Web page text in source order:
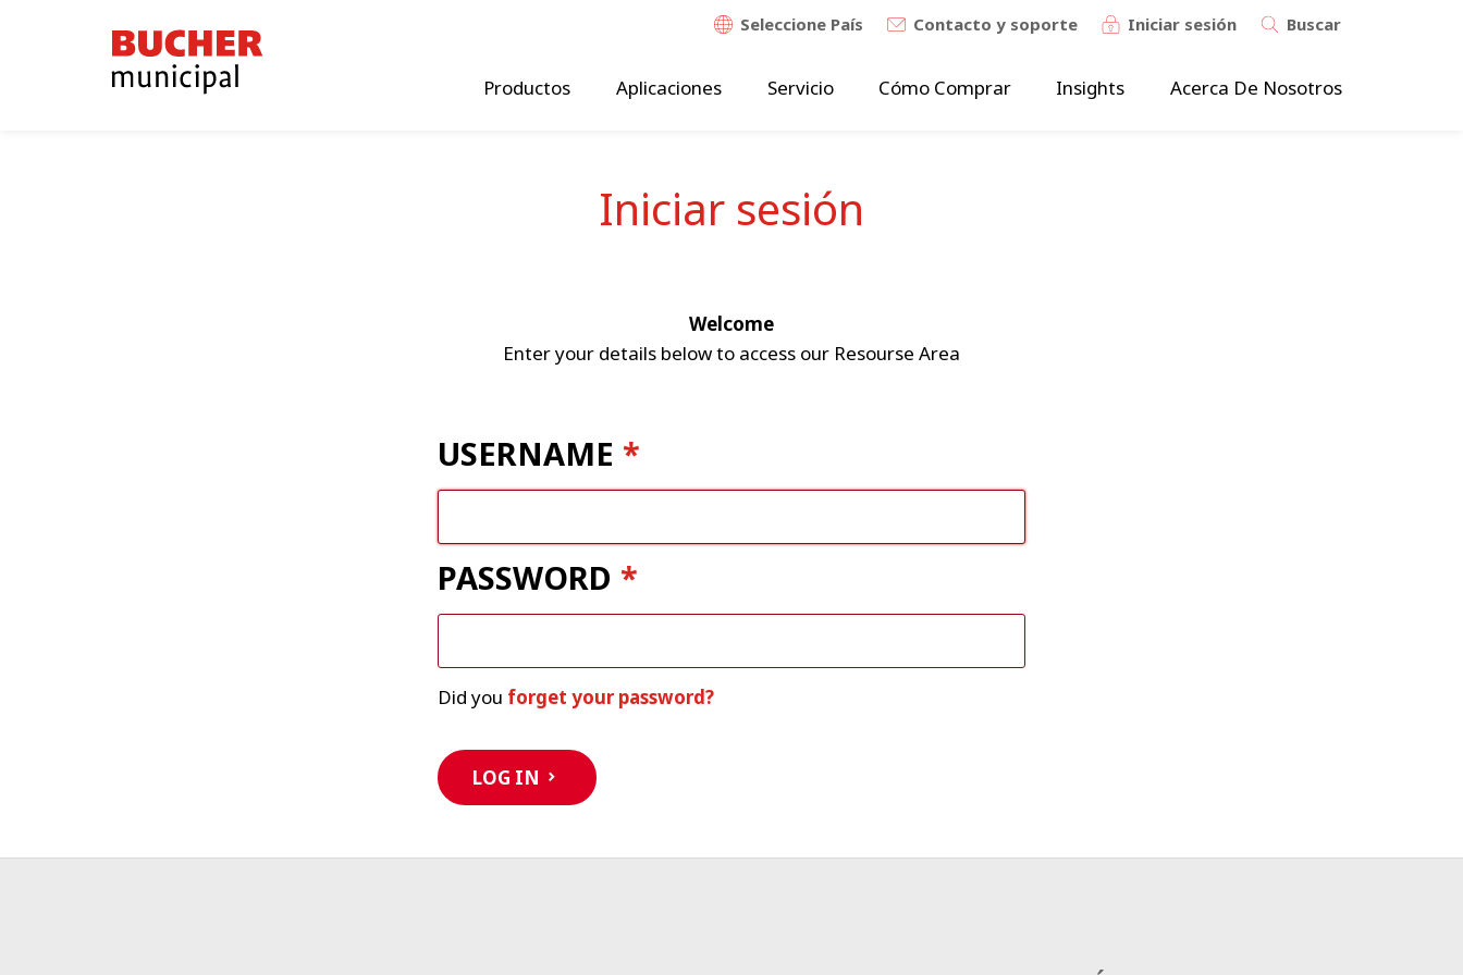
Bucher
Municipal
Seleccione País Contacto y soporte Iniciar sesión Buscar
Productos Aplicaciones Servicio Cómo Comprar Insights Acerca De Nosotros
Iniciar sesión
Welcome
Enter your details below to access our Resourse Area
USERNAME
PASSWORD
Did you forget your password?
LOG IN